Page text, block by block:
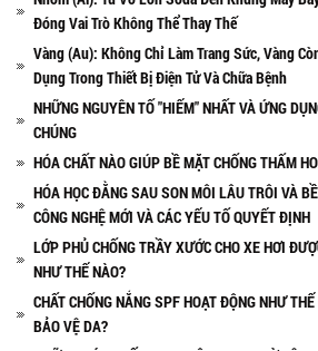
Đóng Vai Trò Không Thể Thay Thế
Vàng (Au): Không Chỉ Làm Trang Sức, Vàng
Dụng Trong Thiết Bị Điện Tử Và Chữa Bệnh
NHỮNG NGUYÊN TỐ "HIẾM" NHẤT VÀ ỨNG
CHÚNG
HÓA CHẤT NÀO GIÚP BỀ MẶT CHỐNG THẤM
HÓA HỌC ĐẰNG SAU SON MÔI LÂU TRÔI VÀ
CÔNG NGHỆ MỚI VÀ CÁC YẾU TỐ QUYẾT ĐỊNH
LỚP PHỦ CHỐNG TRẦY XƯỚC CHO XE HƠI
NHƯ THẾ NÀO?
CHẤT CHỐNG NẮNG SPF HOẠT ĐỘNG NHƯ
BẢO VỆ DA?